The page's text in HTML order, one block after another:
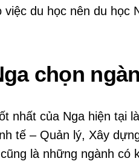
việc du học nên du học
chọn
nhất của Nga hiện tại
tế – Quản lý, Xây
là những ngành có